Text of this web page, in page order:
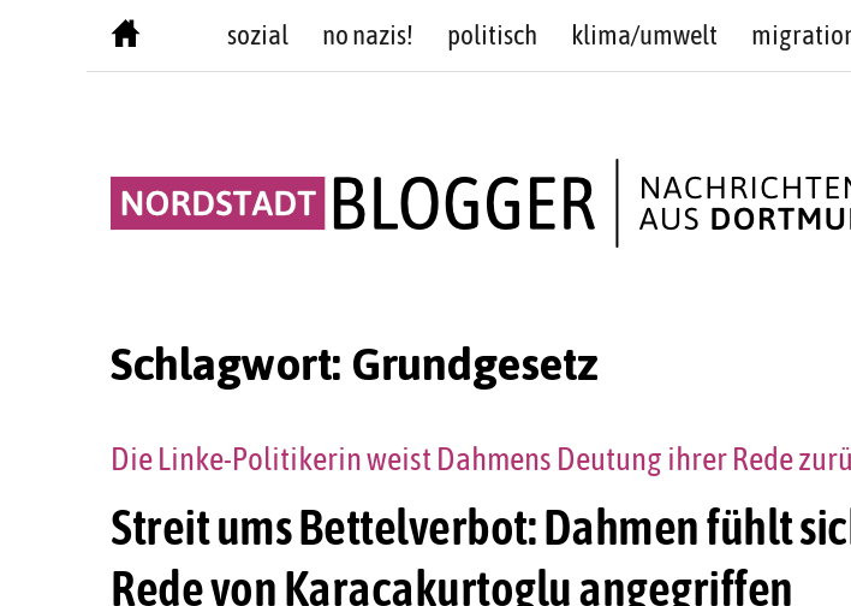
sozial no nazis! politisch klima/umwelt
Schlagwort: Grundgesetz
Streit ums Bettelverbot: Dahmen fühlt
Rede von Karacakurtoglu angegriffen
Die Linke-Politikerin weist Dahmens Deutung ihrer Rede